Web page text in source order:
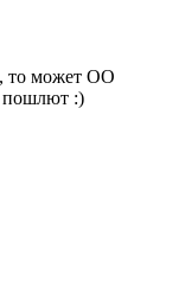
то может OO
пошлют :)